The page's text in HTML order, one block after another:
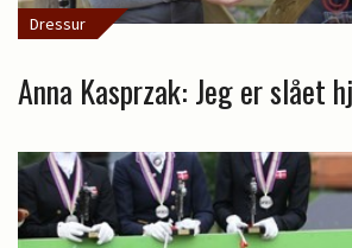
Dressur
Anna Kasprzak: Jeg er slået